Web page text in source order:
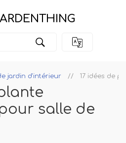
jardin d'intérieur 17 idées de
salle de